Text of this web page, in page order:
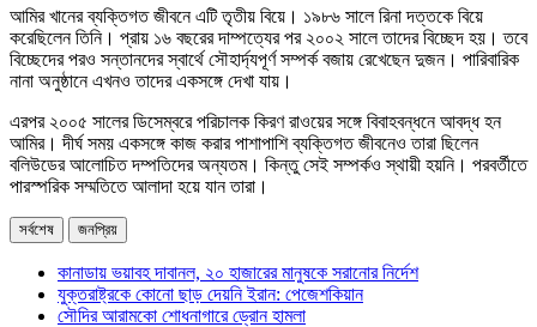
আমির খানের ব্যক্তিগত জীবনে এটি তৃতীয় বিয়ে। ১৯৮৬ সালে রিনা দত্তকে বিয়ে
করেছিলেন তিনি। প্রায় ১৬ বছরের দাম্পত্যের পর ২০০২ সালে তাদের বিচ্ছেদ হয়। তবে
বিচ্ছেদের পরও সন্তানদের স্বার্থে সৌহার্দ্যপূর্ণ সম্পর্ক বজায় রেখেছেন দুজন। পারিবারিক
নানা অনুষ্ঠানে এখনও তাদের একসঙ্গে দেখা যায়।
এরপর ২০০৫ সালের ডিসেম্বরে পরিচালক কিরণ রাওয়ের সঙ্গে বিবাহবন্ধনে আবদ্ধ হন
আমির। দীর্ঘ সময় একসঙ্গে কাজ করার পাশাপাশি ব্যক্তিগত জীবনেও তারা ছিলেন
বলিউডের আলোচিত দম্পতিদের অন্যতম। কিন্তু সেই সম্পর্কও স্থায়ী হয়নি। পরবর্তীতে
পারস্পরিক সম্মতিতে আলাদা হয়ে যান তারা।
সর্বশেষ জনপ্রিয়
কানাডায় ভয়াবহ দাবানল, ২০ হাজারের মানুষকে সরানোর নির্দেশ
যুক্তরাষ্ট্রকে কোনো ছাড় দেয়নি ইরান: পেজেশকিয়ান
সৌদির আরামকো শোধনাগারে ড্রোন হামলা